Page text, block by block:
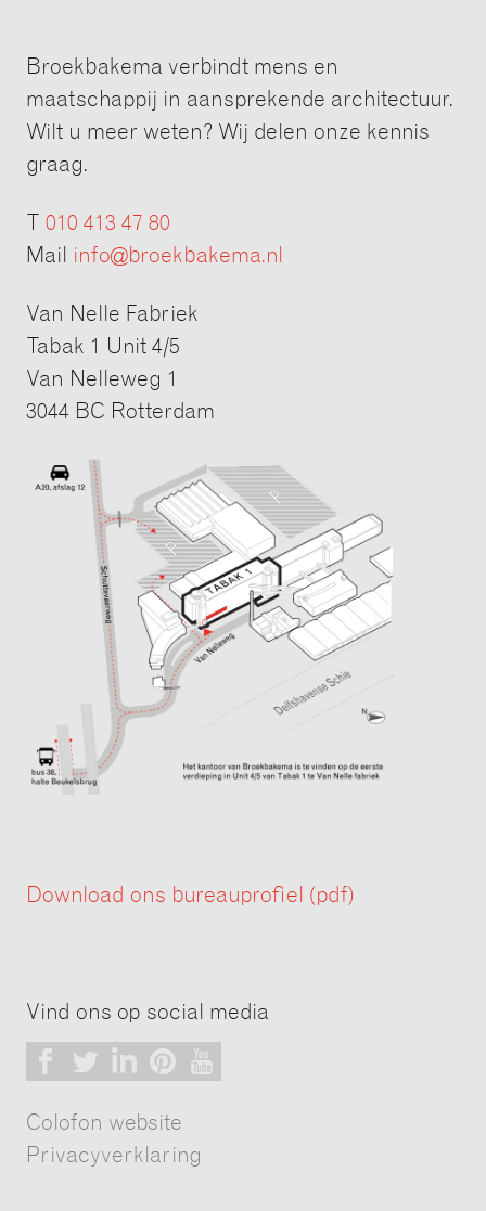
Broekbakema verbindt mens en
maatschappij in aansprekende architectuur.
Wilt u meer weten? Wij delen onze kennis
graag.
010 413 47 80
Mail info@broekbakema.nl
Van Nelle Fabriek
Tabak 1 Unit 4/5
Van Nelleweg 1
3044 BC Rotterdam
Download ons bureauprofiel (pdf)
Vind ons op social media
Colofon website
Privacyverklaring